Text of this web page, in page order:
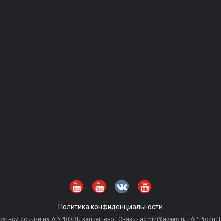
Политика конфиденциальности
ссылки на AP-PRO.RU запрещено | Связь - admin@ap-pro.ru | AP